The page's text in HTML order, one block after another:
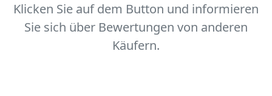
Klicken Sie auf dem Button und informieren
Sie sich über Bewertungen von anderen
Käufern.